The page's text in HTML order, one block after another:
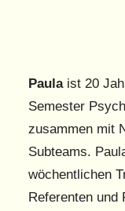
Paulaist 20
Semester
zusammen mit
Subteams.
wöchentlichen
Referenten und